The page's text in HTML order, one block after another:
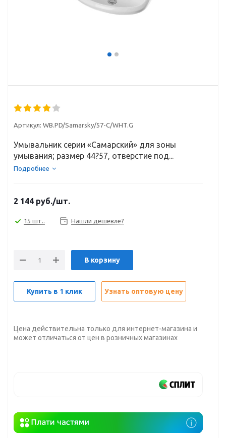
Артикул: WB.PD/Samarsky/57-C/WHT.G
Умывальник серии «Самарский» для зоны
умывания; размер 44?57, отверстие под...
Подробнее
2 144 руб./шт.
15 шт.. Нашли дешевле?
В корзину
Купить в 1 клик Узнать оптовую цену
Цена действительна только для интернет-магазина и
может отличаться от цен в розничных магазинах